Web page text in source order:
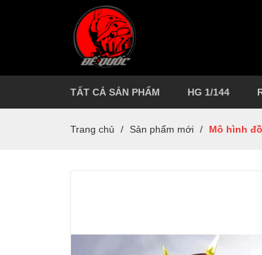
TẤT CẢ SẢN PHẨM HG 1/144
Trang chủ / Sản phẩm mới / Mô hình